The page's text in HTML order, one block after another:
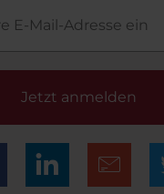
Jetzt anmelden